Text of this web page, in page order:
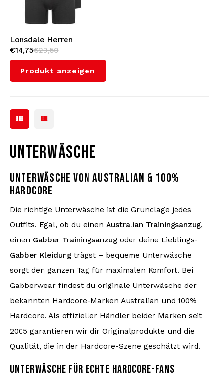
Strickpullover
Bademode
Lonsdale Herren
Boxershorts 4-Pack
(Black/White)
€14,75€29,50
Produkt anzeigen
UNTERWÄSCHE
UNTERWÄSCHE VON AUSTRALIAN & 100%
HARDCORE
Die richtige Unterwäsche ist die Grundlage jedes
Outfits. Egal, ob du einen Australian Trainingsanzug,
einen Gabber Trainingsanzug oder deine Lieblings-
Gabber Kleidung trägst – bequeme Unterwäsche
sorgt den ganzen Tag für maximalen Komfort. Bei
Gabberwear findest du originale Unterwäsche der
bekannten Hardcore-Marken Australian und 100%
Hardcore. Als offizieller Händler beider Marken seit
2005 garantieren wir dir Originalprodukte und die
Qualität, die in der Hardcore-Szene geschätzt wird.
UNTERWÄSCHE FÜR ECHTE HARDCORE-FANS